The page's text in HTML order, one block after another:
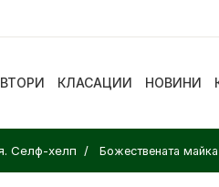
КЛАСАЦИИ НОВИНИ
Селф-хелп Божествената майка